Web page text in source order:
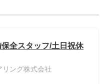
全スタッフ/土日祝休
リング株式会社